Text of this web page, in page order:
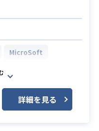
MicroSoft
システム（Microsoft
を行っていただきま
に関する問い
詳細を見る